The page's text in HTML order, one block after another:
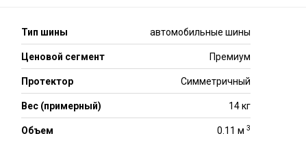
Тип шины автомобильные шины
Ценовой сегмент Премиум
Протектор Симметричный
Вес (примерный) 14 кг
Объем 0.11 м 3